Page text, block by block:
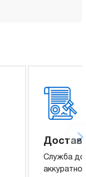
Служба
аккуратно